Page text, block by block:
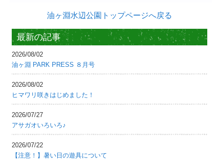
油ヶ淵水辺公園トップページへ戻る
最新の記事
2026/08/02
油ヶ淵 PARK PRESS ８月号
2026/08/02
ヒマワリ咲きはじめました！
2026/07/27
アサガオいろいろ♪
2026/07/22
【注意！】暑い日の遊具について